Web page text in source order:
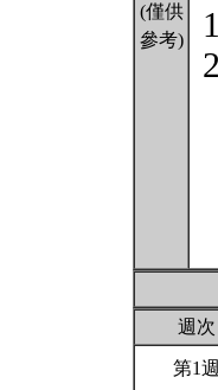
(僅供
參考)
週次
第1週